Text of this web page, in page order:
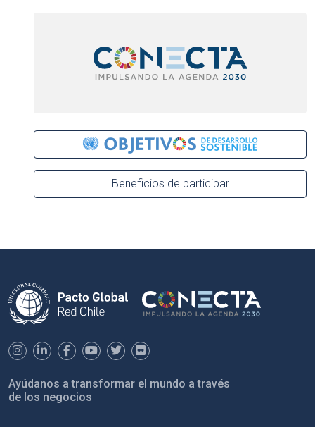
Beneficios de participar
Ayúdanos a transformar el mundo a través
de los negocios